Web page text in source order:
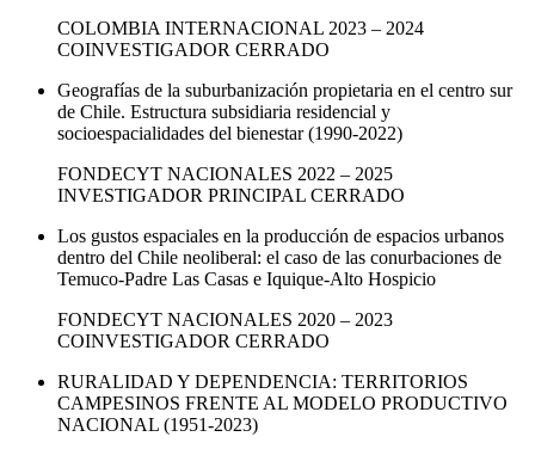
COLOMBIA INTERNACIONAL 2023 – 2024
COINVESTIGADOR CERRADO
Geografías de la suburbanización propietaria en el centro sur
de Chile. Estructura subsidiaria residencial y
socioespacialidades del bienestar (1990-2022)
FONDECYT NACIONALES 2022 – 2025
INVESTIGADOR PRINCIPAL CERRADO
Los gustos espaciales en la producción de espacios urbanos
dentro del Chile neoliberal: el caso de las conurbaciones de
Temuco-Padre Las Casas e Iquique-Alto Hospicio
FONDECYT NACIONALES 2020 – 2023
COINVESTIGADOR CERRADO
RURALIDAD Y DEPENDENCIA: TERRITORIOS
CAMPESINOS FRENTE AL MODELO PRODUCTIVO
NACIONAL (1951-2023)